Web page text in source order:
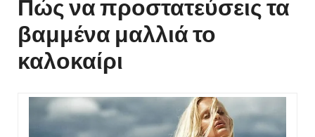
Πώς να προστατεύσεις τα
βαμμένα μαλλιά το
καλοκαίρι